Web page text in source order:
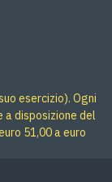
esercizio). Ogni
disposizione del
51,00 a euro